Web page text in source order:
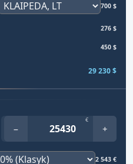
700 $
276 $
450 $
29 230 $
−
€
+
2 543 €